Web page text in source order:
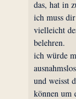
das, hat in
ich muss
vielleicht
belehren.
ich würde
und weisst
können um